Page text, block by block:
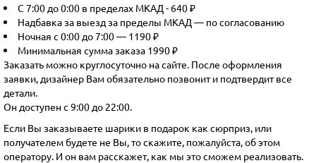
С 7:00 до 0:00 в пределах МКАД - 640 ₽
Надбавка за выезд за пределы МКАД — по согласованию
Ночная с 0:00 до 7:00 — 1190 ₽
Минимальная сумма заказа 1990 ₽
Заказать можно круглосуточно на сайте. После оформления
заявки, дизайнер Вам обязательно позвонит и подтвердит все
детали.
Он доступен с 9:00 до 22:00.
Если Вы заказываете шарики в подарок как сюрприз, или
получателем будете не Вы, то скажите, пожалуйста, об этом
оператору. И он вам расскажет, как мы это сможем реализовать.